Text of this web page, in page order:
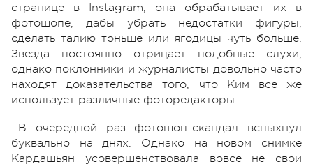
странице в Instagram, она обрабатывает их в
фотошопе, дабы убрать недостатки фигуры,
сделать талию тоньше или ягодицы чуть больше.
Звезда постоянно отрицает подобные слухи,
однако поклонники и журналисты довольно часто
находят доказательства того, что Ким все же
использует различные фоторедакторы.
В очередной раз фотошоп-скандал вспыхнул
буквально на днях. Однако на новом снимке
Кардашьян усовершенствовала вовсе не свои